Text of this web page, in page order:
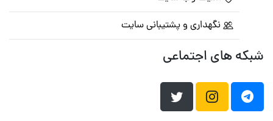
نگهداری و پشتیبانی سایت
شبکه های اجتماعی